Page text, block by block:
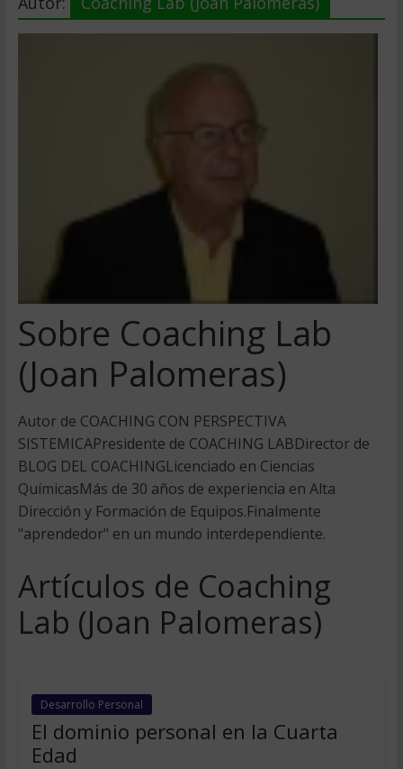
Sobre Coaching Lab
(Joan Palomeras)
Autor de COACHING CON PERSPECTIVA
SISTEMICAPresidente de COACHING LABDirector de
BLOG DEL COACHINGLicenciado en Ciencias
QuímicasMás de 30 años de experiencia en Alta
Dirección y Formación de Equipos.Finalmente
"aprendedor" en un mundo interdependiente.
Artículos de Coaching
Lab (Joan Palomeras)
Desarrollo Personal
El dominio personal en la Cuarta
Edad